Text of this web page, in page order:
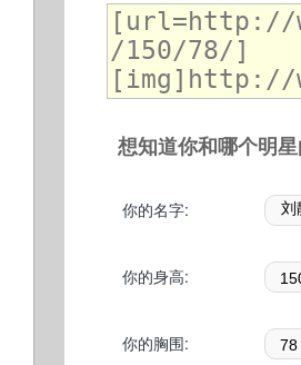
想知道你和哪个明
你的名字:
你的身高:
你的胸围: